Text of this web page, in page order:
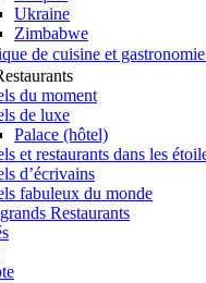
Ukraine
Zimbabwe
de cuisine et
du moment
de luxe
Palace (hôtel)
et restaurants dans les
d’écrivains
fabuleux du monde
Restaurants